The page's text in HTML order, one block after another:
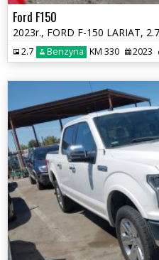
Ford F150
2.7 Benzyna KM 330 2023